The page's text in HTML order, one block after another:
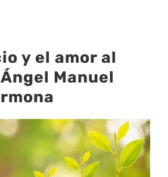
y el amor al
Manuel